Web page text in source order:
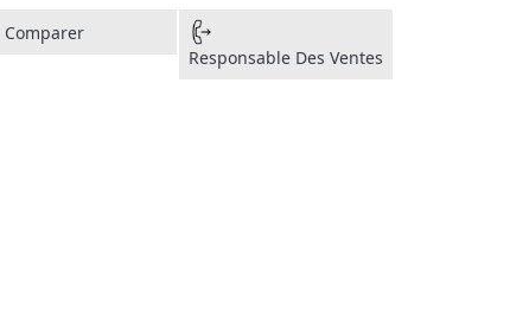
Comparer
Responsable Des Ventes